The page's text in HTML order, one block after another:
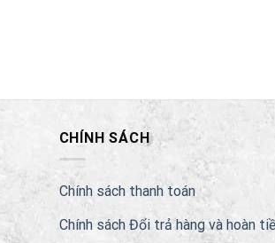
CHÍNH SÁCH
Chính sách thanh toán
Chính sách Đổi trả hàng và hoàn